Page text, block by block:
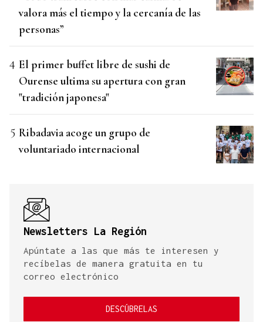
valora más el tiempo y la cercanía de las
personas”
El primer buffet libre de sushi de
Ourense ultima su apertura con gran
"tradición japonesa"
Ribadavia acoge un grupo de
voluntariado internacional
Newsletters La Región
Apúntate a las que más te interesen y
recíbelas de manera gratuita en tu
correo electrónico
DESCÚBRELAS